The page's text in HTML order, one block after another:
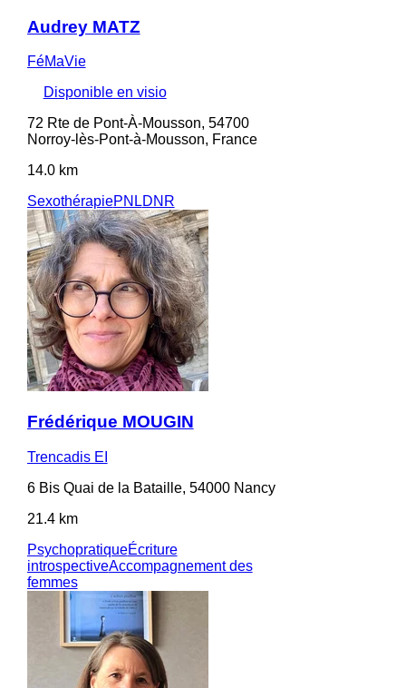
Audrey MATZ
FéMaVie
Disponible en visio
72 Rte de Pont-À-Mousson, 54700
Norroy-lès-Pont-à-Mousson, France
14.0 km
SexothérapiePNLDNR
Frédérique MOUGIN
Trencadis EI
6 Bis Quai de la Bataille, 54000 Nancy
21.4 km
PsychopratiqueÉcriture
introspectiveAccompagnement des
femmes